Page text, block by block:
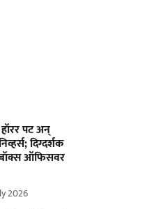
पट अन्
दिग्दर्शक
बॉक्स ऑफिसवर
2026